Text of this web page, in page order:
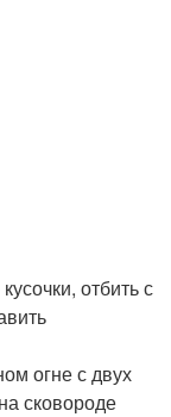
отбить с
огне с двух
сковороде